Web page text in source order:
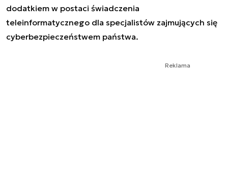
dodatkiem w postaci świadczenia
teleinformatycznego dla specjalistów zajmujących się
cyberbezpieczeństwem państwa.
Reklama